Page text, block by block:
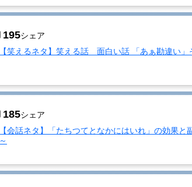
195シェア
【笑えるネタ】笑える話 面白い話 「あぁ勘違い
185シェア
【会話ネタ】「たちつてとなかにはいれ」の効果
～